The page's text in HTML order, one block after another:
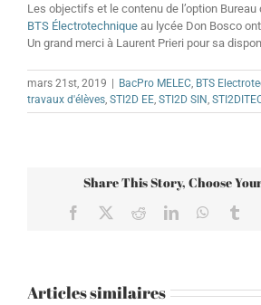
Les objectifs et le contenu de l’option
BTS Électrotechnique au lycée Don Bosco
Un grand merci à Laurent Prieri pour sa
mars 21st, 2019 | BacPro MELEC BTS
travaux d'élèves STI2D EE STI2D SIN
Share This Story, Choose
Facebook RedditLinkedIn
Articles similaires